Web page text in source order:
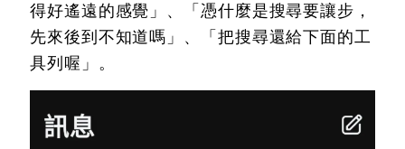
得好遙遠的感覺」、「憑什麼是搜尋要讓步，
先來後到不知道嗎」、「把搜尋還給下面的工
具列喔」。